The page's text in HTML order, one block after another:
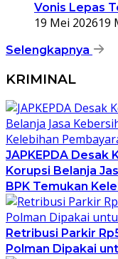
Vonis Lepas
19 Mei 202619
Selengkapnya
KRIMINAL
JAPKEPDA Desak
Korupsi Belanja
BPK Temukan
Retribusi Parkir
Polman Dipakai